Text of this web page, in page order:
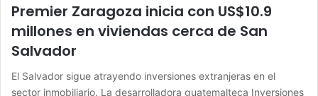
Premier Zaragoza inicia con US$10.9
millones en viviendas cerca de San
Salvador
El Salvador sigue atrayendo inversiones extranjeras en el
sector inmobiliario. La desarrolladora guatemalteca Inversiones